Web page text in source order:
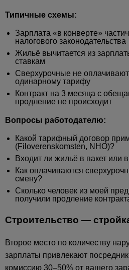
Типичные схемы:
Зарплата «в конверте»
налогового законодательства
Жильё вычитается из
ставкам
Сверхурочные не
одинарному тарифу
Контракт на 3 месяца с
продление не происходит
Вопросы работодателю:
Какой тарифный договор
(Filoverenskomsten, NHO)?
Входит ли жильё в пакет или
Как оплачиваются
смену?
Сколько человек из моей
получили продление
Строительство —
Второе место по количеству
зарплаты привлекают
комиссию 30–50% от вашего